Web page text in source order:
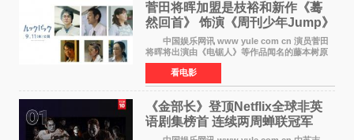
菅田将晖加盟是枝裕和新作《蓦
然回首》 饰演《周刊少年Jump》
编辑
中国娱乐网讯 www yule com cn 演员菅田
将晖将出演由《电锯人》等作品闻名的藤本树原
作漫画改编的电影《蓦然回首》（是枝裕和导
演）。菅田饰演的角色是初中时代两位主人公带
着完成的作品前去
看电影
《金部长》登顶Netflix全球非英
语剧集榜首 连续两周蝉联冠军